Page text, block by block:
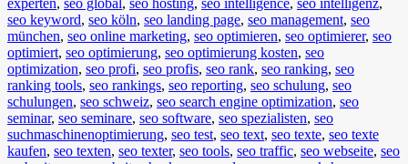
experten, seo global, seo hosting, seo intelligence, seo intelligenz,
seo keyword, seo köln, seo landing page, seo management, seo
münchen, seo online marketing, seo optimieren, seo optimierer, seo
optimiert, seo optimierung, seo optimierung kosten, seo
optimization, seo profi, seo profis, seo rank, seo ranking, seo
ranking tools, seo rankings, seo reporting, seo schulung, seo
schulungen, seo schweiz, seo search engine optimization, seo
seminar, seo seminare, seo software, seo spezialisten, seo
suchmaschinenoptimierung, seo test, seo text, seo texte, seo texte
kaufen, seo texten, seo texter, seo tools, seo traffic, seo webseite, seo